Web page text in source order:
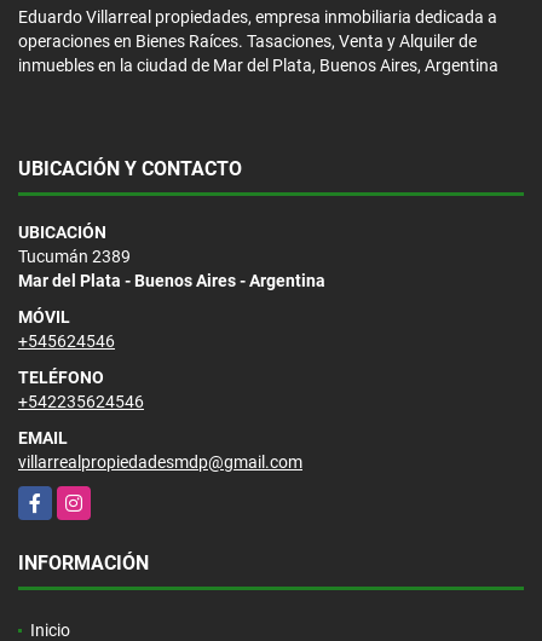
Eduardo Villarreal propiedades, empresa inmobiliaria dedicada a
operaciones en Bienes Raíces. Tasaciones, Venta y Alquiler de
inmuebles en la ciudad de Mar del Plata, Buenos Aires, Argentina
UBICACIÓN Y CONTACTO
UBICACIÓN
Tucumán 2389
Mar del Plata - Buenos Aires - Argentina
MÓVIL
+545624546
TELÉFONO
+542235624546
EMAIL
villarrealpropiedadesmdp@gmail.com
FacebookInstagram
INFORMACIÓN
Inicio